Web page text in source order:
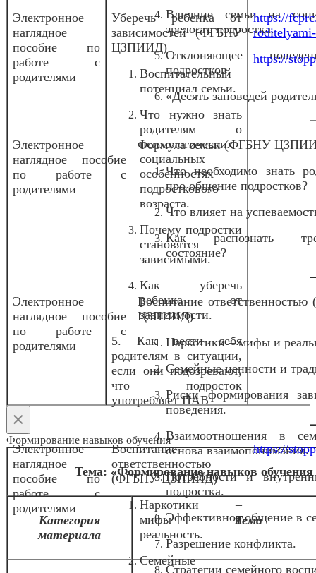
Влияние семьи на
зрелость подростка.
Отклоняющее
подростков.
«Десять заповедей
Электронное
наглядное пособие
по работе с
родителями
Формула семьи (ФГБНУ
Что необходимо знать
про общение подростков?
Что влияет на
Как распознать
состояние?
Электронное
наглядное пособие
по работе с
родителями
Воспитание
ЦЗПИИД)
Наркотики – мифы и
Семейные ценности и
Риски формирования
поведения.
Взаимоотношения в
основа взаимопонимания.
Потребности и
подростка.
Эффективное общение в
Разрешение конфликта.
Стратегии семейного
Электронное
наглядное
пособие по
работе с
родителями
Уберечь ребенка от
зависимостей (ФГБНУ
ЦЗПИИД)
Воспитательный
потенциал семьи.
Что нужно знать
родителям о
психологических
социальных
особенностях
подросткового
возраста.
Почему подростки
становятся
зависимыми.
Как уберечь
ребенка от
зависимости.
5. Как вести себя
родителям в ситуации,
если они подозревают,
что подросток
употребляет ПАВ
https://
https://
Электронное
наглядное
пособие по
работе с
родителями
Воспитание
ответственностью
(ФГБНУ ЦЗПИИД)
Наркотики –
мифы и
реальность.
Семейные
https://
×
Формирование навыков обучения
Тема: «Формирование навыков
Категория
материала
Тема